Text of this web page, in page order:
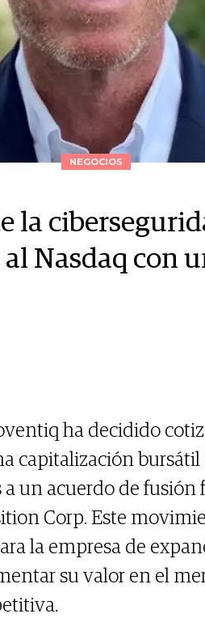
NEGOCIOS
la
Nasdaq con
ha decidido
capitalización
a un acuerdo de
Corp. Este
la empresa de
su valor en el